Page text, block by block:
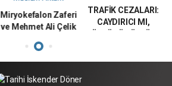
Miryokefalon Zaferi
ve Mehmet Ali Çelik
TRAFİK CEZALARI:
CAYDIRICI MI,